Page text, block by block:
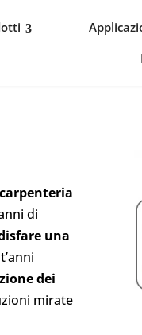
carpenteria
di
una
dei
mirate